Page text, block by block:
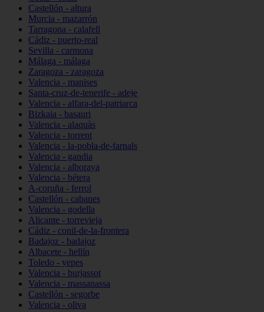
Castellón - altura
Murcia - mazarrón
Tarragona - calafell
Cádiz - puerto-real
Sevilla - carmona
Málaga - málaga
Zaragoza - zaragoza
Valencia - manises
Santa-cruz-de-tenerife - adeje
Valencia - alfara-del-patriarca
Bizkaia - basauri
Valencia - alaquàs
Valencia - torrent
Valencia - la-pobla-de-farnals
Valencia - gandia
Valencia - alboraya
Valencia - bétera
A-coruña - ferrol
Castellón - cabanes
Valencia - godella
Alicante - torrevieja
Cádiz - conil-de-la-frontera
Badajoz - badajoz
Albacete - hellín
Toledo - yepes
Valencia - burjassot
Valencia - massanassa
Castellón - segorbe
Valencia - oliva